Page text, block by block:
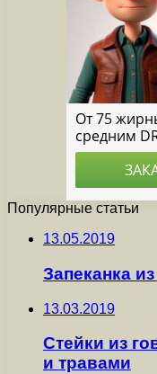
Популярные статьи
13.05.2019
Запеканка
13.03.2019
Стейки из
и травами